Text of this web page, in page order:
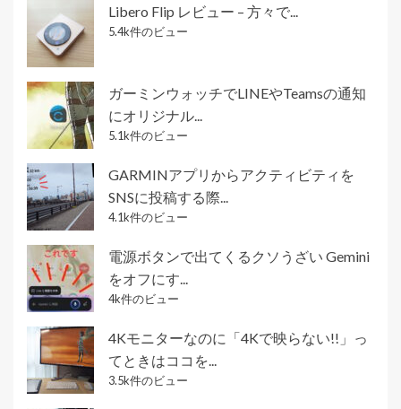
Libero Flip レビュー – 方々で...
5.4k件のビュー
ガーミンウォッチでLINEやTeamsの通知
にオリジナル...
5.1k件のビュー
GARMINアプリからアクティビティを
SNSに投稿する際...
4.1k件のビュー
電源ボタンで出てくるクソうざい Gemini
をオフにす...
4k件のビュー
4Kモニターなのに「4Kで映らない!!」っ
てときはココを...
3.5k件のビュー